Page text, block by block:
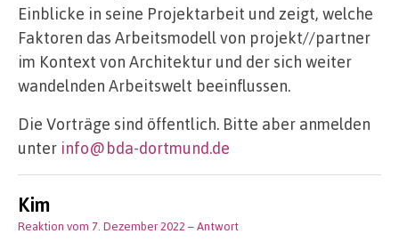
Einblicke in seine Projektarbeit und zeigt, welche
Faktoren das Arbeitsmodell von projekt//partner
im Kontext von Architektur und der sich weiter
wandelnden Arbeitswelt beeinflussen.
Die Vorträge sind öffentlich. Bitte aber anmelden
unter info@bda-dortmund.de
Kim
Reaktion vom 7. Dezember 2022 – Antwort